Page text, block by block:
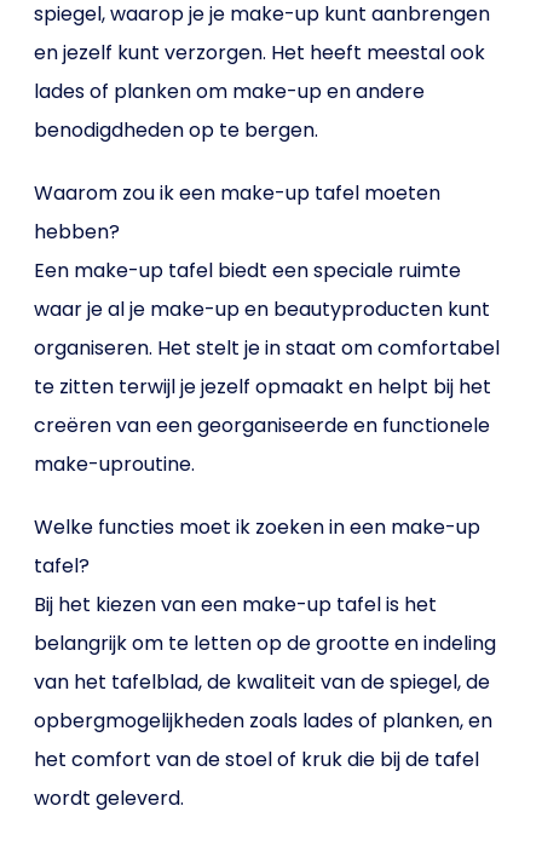
spiegel, waarop je je make-up kunt aanbrengen
en jezelf kunt verzorgen. Het heeft meestal ook
lades of planken om make-up en andere
benodigdheden op te bergen.
Waarom zou ik een make-up tafel moeten
hebben?
Een make-up tafel biedt een speciale ruimte
waar je al je make-up en beautyproducten kunt
organiseren. Het stelt je in staat om comfortabel
te zitten terwijl je jezelf opmaakt en helpt bij het
creëren van een georganiseerde en functionele
make-uproutine.
Welke functies moet ik zoeken in een make-up
tafel?
Bij het kiezen van een make-up tafel is het
belangrijk om te letten op de grootte en indeling
van het tafelblad, de kwaliteit van de spiegel, de
opbergmogelijkheden zoals lades of planken, en
het comfort van de stoel of kruk die bij de tafel
wordt geleverd.